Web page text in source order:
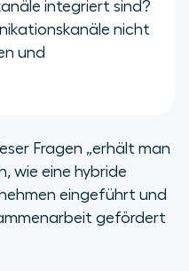
integriert sind?
nicht
und
Fragen „erhält man
wie eine hybride
eingeführt und
gefördert